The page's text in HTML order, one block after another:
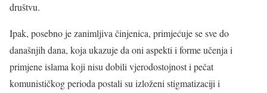
društvu.
Ipak, posebno je zanimljiva činjenica, primjećuje se sve do
današnjih dana, koja ukazuje da oni aspekti i forme učenja i
primjene islama koji nisu dobili vjerodostojnost i pečat
komunističkog perioda postali su izloženi stigmatizaciji i